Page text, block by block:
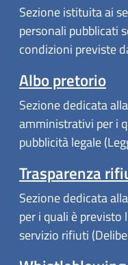
Sezione istituita ai
personali pubblicati
condizioni previste
Albo pretorio
Sezione dedicata
amministrativi per i
pubblicità legale
Trasparenza
Sezione dedicata
per i quali è previsto
servizio rifiuti